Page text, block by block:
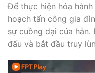
Để thực hiện hóa
hoạch tấn công gia
sự cuồng dại của
đấu và bắt đầu truy